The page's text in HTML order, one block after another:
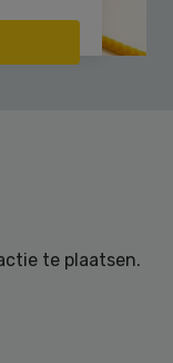
te plaatsen.